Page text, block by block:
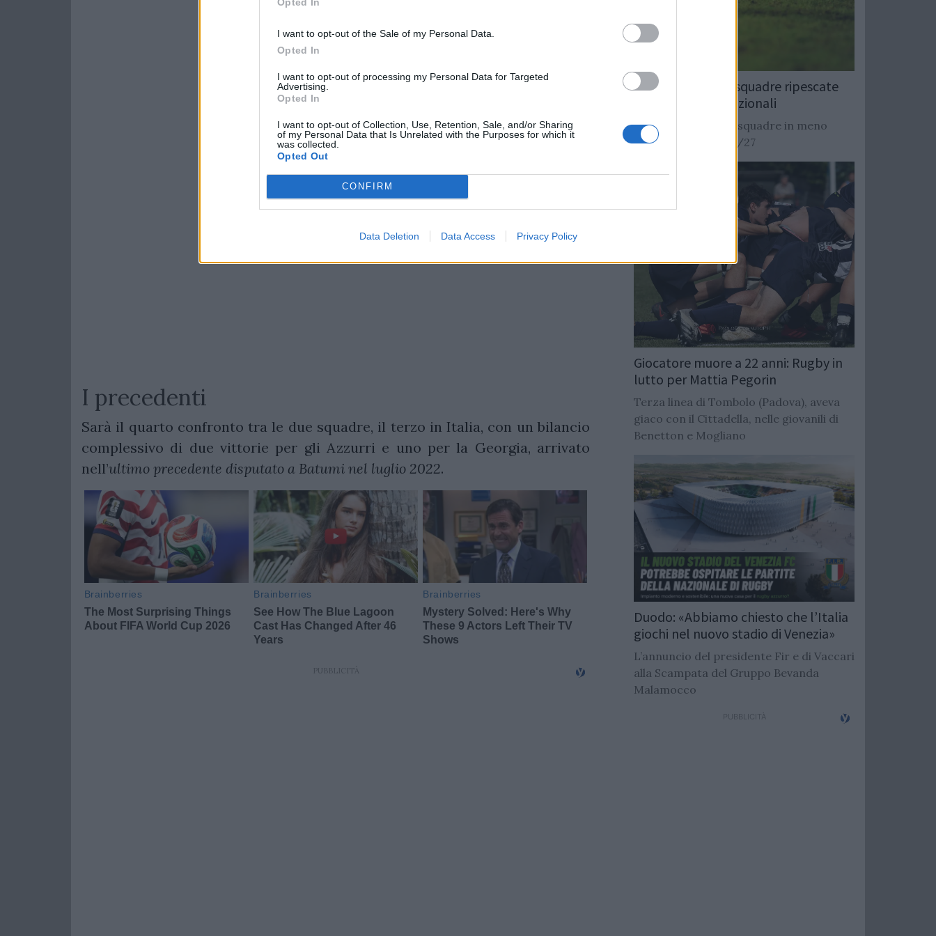
I want to opt-out of the Sale of my Personal Data.
Opted In
I want to opt-out of processing my Personal Data for Targeted
Advertising.
Opted In
I want to opt-out of Collection, Use, Retention, Sale, and/or Sharing
of my Personal Data that Is Unrelated with the Purposes for which it
was collected.
Opted Out
CONFIRM
Data Deletion Data Access Privacy Policy
I precedenti
Sarà il quarto confronto tra le due squadre, il terzo in Italia, con un bilancio
complessivo di due vittorie per gli Azzurri e uno per la Georgia, arrivato
nell’ultimo precedente disputato a Batumi nel luglio 2022.
Rugby: Record di squadre ripescate
nei campionati nazionali
Si stimano oltre 20 squadre in meno
dalla stagione 2026/27
Giocatore muore a 22 anni: Rugby in
lutto per Mattia Pegorin
Terza linea di Tombolo (Padova), aveva
giaco con il Cittadella, nelle giovanili di
Benetton e Mogliano
Duodo: «Abbiamo chiesto che l’Italia
giochi nel nuovo stadio di Venezia»
L’annuncio del presidente Fir e di Vaccari
alla Scampata del Gruppo Bevanda
Malamocco